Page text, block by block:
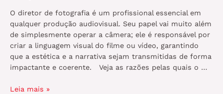
O diretor de fotografia é um profissional essencial em
qualquer produção audiovisual. Seu papel vai muito além
de simplesmente operar a câmera; ele é responsável por
criar a linguagem visual do filme ou vídeo, garantindo
que a estética e a narrativa sejam transmitidas de forma
impactante e coerente. Veja as razões pelas quais o …
Diretor
Leia mais »